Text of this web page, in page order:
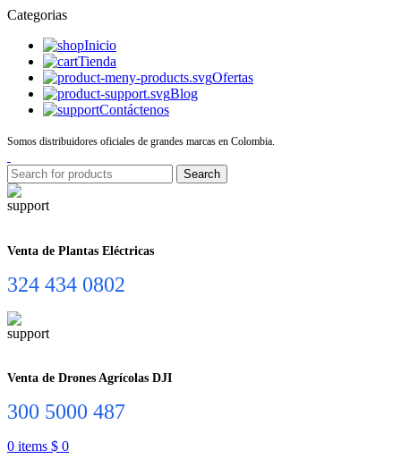
Categorias
Inicio
Tienda
Ofertas
Blog
Contáctenos
Somos distribuidores oficiales de grandes marcas en Colombia.
Search
Venta de Plantas Eléctricas
324 434 0802
Venta de Drones Agrícolas DJI
300 5000 487
0 items $ 0